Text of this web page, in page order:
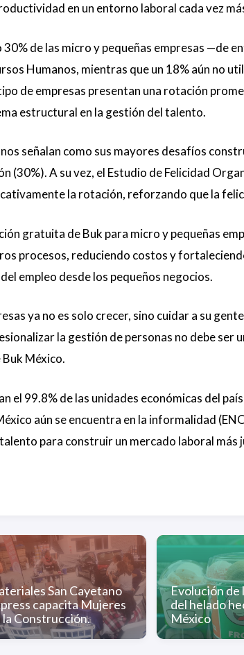
en un entorno laboral cada vez
30% de las micro y pequeñas empresas
Humanos, mientras que un 18% aún no
de empresas presentan una rotación
estructural en la gestión del talento.
señalan como sus mayores desafíos
(30%). A su vez, el Estudio de Felicidad
la rotación, reforzando que la
gratuita de Buk para micro y pequeñas
procesos, reduciendo costos y
empleo desde los pequeños negocios.
ya no es solo crecer, sino cuidar a su
la gestión de personas no debe
México.
el 99.8% de las unidades económicas del
aún se encuentra en la informalidad
para construir un mercado laboral más
San Cayetano
capacita Mujeres
la Construcción.
Evolución de
del helado
México